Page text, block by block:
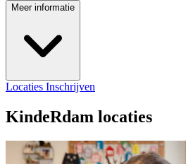
Meer informatie
Locaties Inschrijven
KindeRdam locaties